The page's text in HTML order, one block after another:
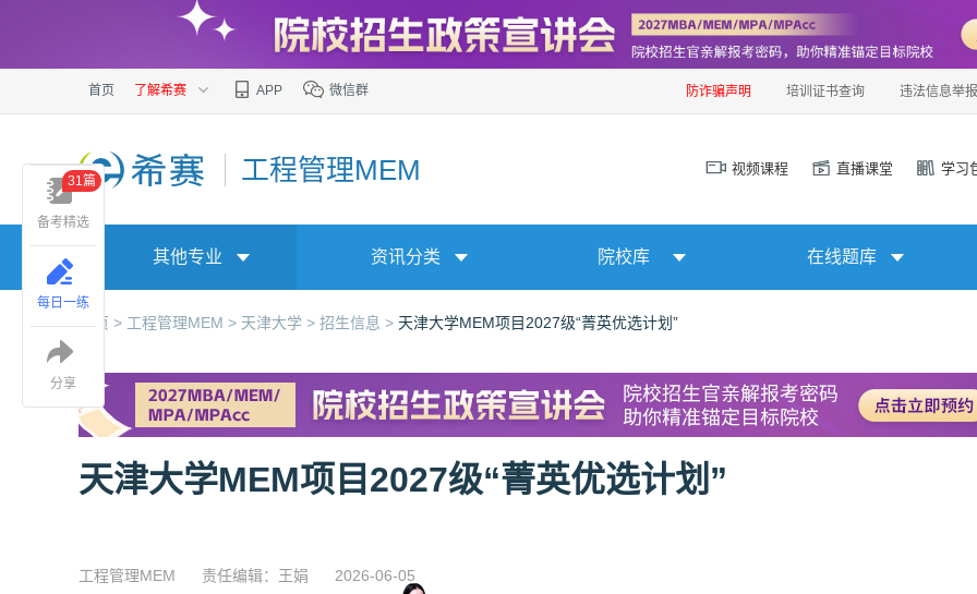
首页 了解希赛 APP 微信群 防诈骗声明 培训证书查询 违法信息举报
工程管理MEM 视频课程 直播课堂 学习
其他专业 资讯分类 院校库 在线题库
首页 > 工程管理MEM > 天津大学 > 招生信息 > 天津大学MEM项目2027级“菁英优选计划”
天津大学MEM项目2027级“菁英优选计划”
工程管理MEM 责任编辑：王娟 2026-06-05
备考精选
31篇
每日一练
分享